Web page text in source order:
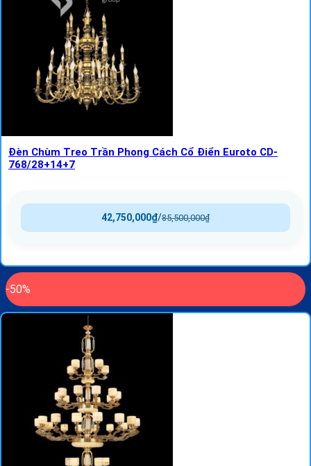
Đèn Chùm Treo Trần Phong Cách Cổ Điển Euroto CD-
768/28+14+7
85,500,000₫
/
42,750,000₫
-50%